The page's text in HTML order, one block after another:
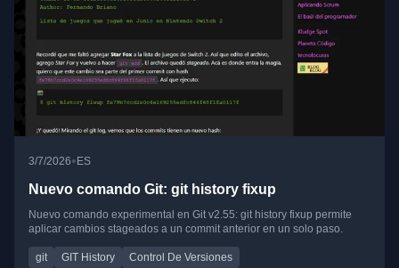
3/7/2026• ES
Nuevo comando Git: git history fixup
Nuevo comando experimental en Git v2.55: git history fixup permite
aplicar cambios stageados a un commit anterior en un solo paso.
git GIT History Control De Versiones